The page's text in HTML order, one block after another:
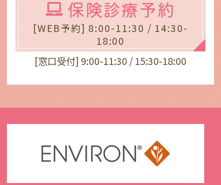
保険診療予約
[WEB予約] 8:00-11:30 / 14:30-
18:00
[窓口受付] 9:00-11:30 / 15:30-18:00